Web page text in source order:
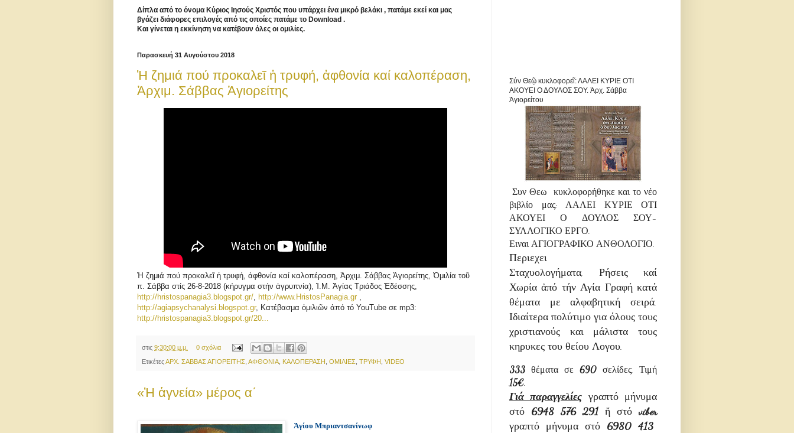
Δίπλα από το όνομα Κύριος Ιησούς Χριστός που υπάρχει ένα μικρό βελάκι , πατάμε εκεί και μας
βγάζει διάφορες επιλογές από τις οποίες πατάμε το Download .
Και γίνεται η εκκίνηση να κατέβουν όλες οι ομιλίες.
Παρασκευή 31 Αυγούστου 2018
Ἡ ζημιά πού προκαλεῖ ἡ τρυφή, ἀφθονία καί καλοπέραση,
Ἀρχιμ. Σάββας Ἁγιορείτης
Ἡ ζημιά πού προκαλεῖ ἡ τρυφή, ἀφθονία καί καλοπέραση, Ἀρχιμ. Σάββας Ἁγιορείτης, Ὁμιλία τοῦ
π. Σάββα στίς 26-8-2018 (κήρυγμα στήν ἀγρυπνία), Ἱ.Μ. Ἁγίας Τριάδος Ἐδέσσης,
http://hristospanagia3.blogspot.gr/, http://www.HristosPanagia.gr ,
http://agiapsychanalysi.blogspot.gr, Κατέβασμα ὁμιλιῶν ἀπό τό YouTube σε mp3:
http://hristospanagia3.blogspot.gr/20...
στις 9:30:00 μ.μ. 0 σχόλια
ΕτικέτεςΑΡΧ. ΣΑΒΒΑΣ ΑΓΙΟΡΕΙΤΗΣ ΑΦΘΟΝΙΑ ΚΑΛΟΠΕΡΑΣΗ ΟΜΙΛΙΕΣ ΤΡΥΦΗ VIDEO
«Ἡ ἁγνεία» μέρος α΄
Ἁγίου Μπριαντσανίνωφ
Σύν Θεῷ κυκλοφορεῖ: ΛΑΛΕΙ ΚΥΡΙΕ ΟΤΙ
ΑΚΟΥΕΙ Ο ΔΟΥΛΟΣ ΣΟΥ. Ἀρχ. Σάββα
Ἁγιορείτου
Συν Θεω κυκλοφορήθηκε και το νέο
βιβλίο μας: ΛΑΛΕΙ ΚΥΡΙΕ ΟΤΙ
ΑΚΟΥΕΙ Ο ΔΟΥΛΟΣ ΣΟΥ-
ΣΥΛΛΟΓΙΚΟ ΕΡΓΟ.
Ειναι ΑΓΙΟΓΡΑΦΙΚΟ ΑΝΘΟΛΟΓΙΟ.
Περιεχει
Σταχυολογήματα, Ρήσεις καί
Χωρίαἀπό τήν Αγία Γραφή κατά
θέματα με αλφαβητική σειρά.
Ιδιαίτερα πολύτιμο για όλους τους
χριστιανούς και μάλιστα τους
κηρυκες του θείου Λογου.
333 θέματα σε 690 σελίδες. Τιμή
15€
Γιά παραγγελίες γραπτό μήνυμα
στό 6948 576 291 ἤ στό viber
γραπτό μήνυμα στό 6980 413